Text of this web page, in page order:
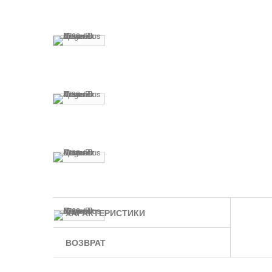
ХАРАКТЕРИСТИКИ
ВОЗВРАТ